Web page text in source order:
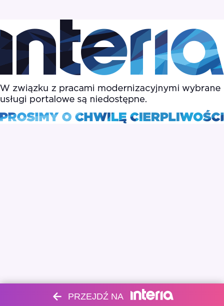
PRZEJDŹ NA